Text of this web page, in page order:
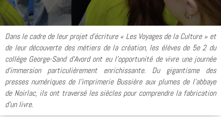
Dans le cadre de leur projet d’écriture « Les Voyages de la Culture » et
de leur découverte des métiers de la création, les élèves de 5e 2 du
collège George-Sand d’Avord ont eu l’opportunité de vivre une journée
d’immersion particulièrement enrichissante. Du gigantisme des
presses numériques de l'imprimerie Bussière aux plumes de l'abbaye
de Noirlac, ils ont traversé les siècles pour comprendre la fabrication
d'un livre.